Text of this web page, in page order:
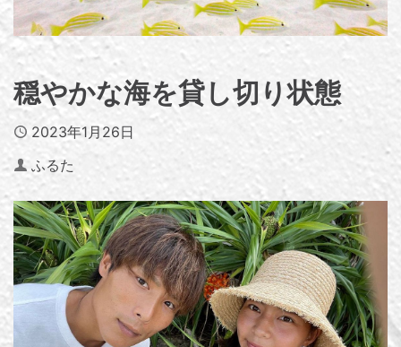
穏やかな海を貸し切り状態
Published
2023年1月26日
Author
ふるた